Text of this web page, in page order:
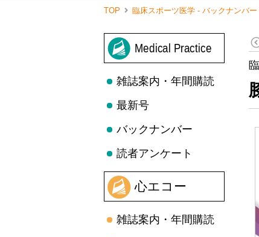
TOP 臨床スポーツ医学 - バックナンバー
Medical Practice
雑誌案内・年間購読
最新号
バックナンバー
読者アンケート
心エコー
雑誌案内・年間購読